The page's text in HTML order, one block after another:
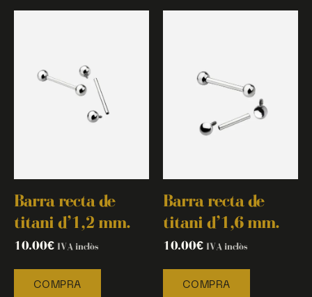
Barra recta de
titani d’1,2 mm.
10.00€ IVA inclòs
COMPRA
Barra recta de
titani d’1,6 mm.
10.00€ IVA inclòs
COMPRA